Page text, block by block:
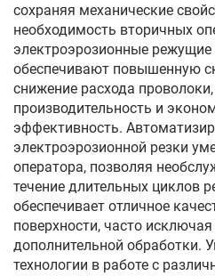
сохраняя механические
необходимость вторичных
электроэрозионные
обеспечивают повышенную
снижение расхода
производительность и
эффективность.
электроэрозионной резки
оператора, позволяя
течение длительных циклов
обеспечивает отличное
поверхности, часто
дополнительной обработки.
технологии в работе с